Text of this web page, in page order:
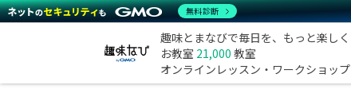
趣味とまなびで毎日を、もっと楽しく
お教室 21,000 教室
オンラインレッスン・ワークショップ
無料診断